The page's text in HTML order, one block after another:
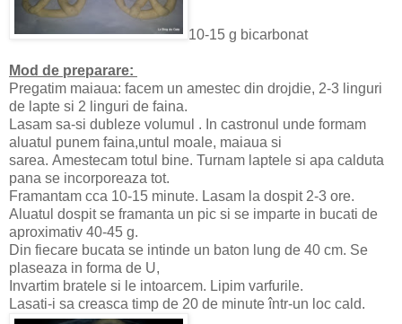
10-15 g bicarbonat
Mod de preparare:
Pregatim maiaua: facem un amestec din drojdie, 2-3 linguri
de lapte si 2 linguri de faina.
Lasam sa-si dubleze volumul . In castronul unde formam
aluatul punem faina,untul moale, maiaua si
sarea. Amestecam totul bine. Turnam laptele si apa calduta
pana se incorporeaza tot.
Framantam cca 10-15 minute. Lasam la dospit 2-3 ore.
Aluatul dospit se framanta un pic si se imparte in bucati de
aproximativ 40-45 g.
Din fiecare bucata se intinde un baton lung de 40 cm. Se
plaseaza in forma de U,
Invartim bratele si le intoarcem. Lipim varfurile.
Lasati-i sa creasca timp de 20 de minute într-un loc cald.